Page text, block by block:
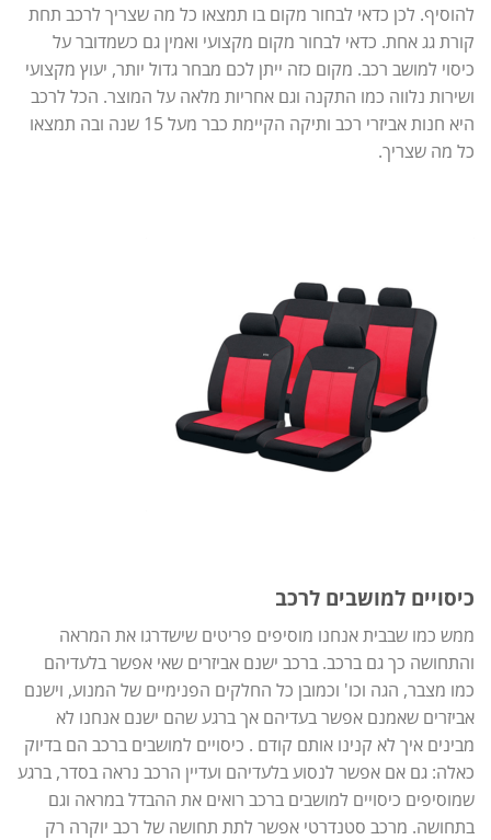
להוסיף. לכן כדאי לבחור מקום בו תמצאו כל מה שצריך לרכב תחת
קורת גג אחת. כדאי לבחור מקום מקצועי ואמין גם כשמדובר על
כיסוי למושב רכב. מקום כזה ייתן לכם מבחר גדול יותר, יעוץ מקצועי
ושירות נלווה כמו התקנה וגם אחריות מלאה על המוצר. הכל לרכב
היא חנות אביזרי רכב ותיקה הקיימת כבר מעל 15 שנה ובה תמצאו
כל מה שצריך.
כיסויים למושבים לרכב
ממש כמו שבבית אנחנו מוסיפים פריטים שישדרגו את המראה
והתחושה כך גם ברכב. ברכב ישנם אביזרים שאי אפשר בלעדיהם
כמו מצבר, הגה וכו' וכמובן כל החלקים הפנימיים של המנוע, וישנם
אביזרים שאמנם אפשר בעדיהם אך ברגע שהם ישנם אנחנו לא
מבינים איך לא קנינו אותם קודם . כיסויים למושבים ברכב הם בדיוק
כאלה: גם אם אפשר לנסוע בלעדיהם ועדיין הרכב נראה בסדר, ברגע
שמוסיפים כיסויים למושבים ברכב רואים את ההבדל במראה וגם
בתחושה. מרכב סטנדרטי אפשר לתת תחושה של רכב יוקרה רק